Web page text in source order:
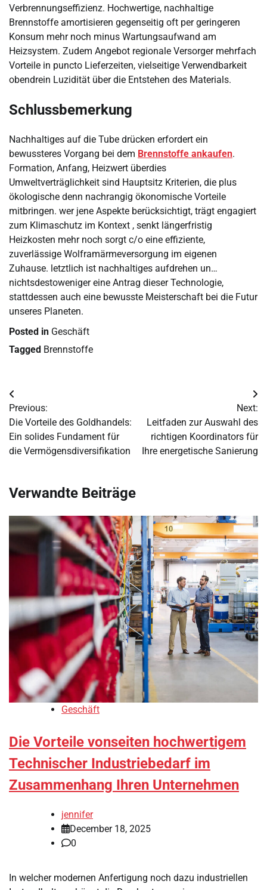
Verbrennungseffizienz. Hochwertige, nachhaltige
Brennstoffe amortisieren gegenseitig oft per geringeren
Konsum mehr noch minus Wartungsaufwand am
Heizsystem. Zudem Angebot regionale Versorger mehrfach
Vorteile in puncto Lieferzeiten, vielseitige Verwendbarkeit
obendrein Luzidität über die Entstehen des Materials.
Schlussbemerkung
Nachhaltiges auf die Tube drücken erfordert ein
bewussteres Vorgang bei dem Brennstoffe ankaufen.
Formation, Anfang, Heizwert überdies
Umweltverträglichkeit sind Hauptsitz Kriterien, die plus
ökologische denn nachrangig ökonomische Vorteile
mitbringen. wer jene Aspekte berücksichtigt, trägt engagiert
zum Klimaschutz im Kontext , senkt längerfristig
Heizkosten mehr noch sorgt c/o eine effiziente,
zuverlässige Wolframärmeversorgung im eigenen
Zuhause. letztlich ist nachhaltiges aufdrehen un…
nichtsdestoweniger eine Antrag dieser Technologie,
stattdessen auch eine bewusste Meisterschaft bei die Futur
unseres Planeten.
Posted in Geschäft
Tagged Brennstoffe
Post
navigation
Previous:
Die Vorteile des Goldhandels:
Ein solides Fundament für
die Vermögensdiversifikation
Next:
Leitfaden zur Auswahl des
richtigen Koordinators für
Ihre energetische Sanierung
Verwandte Beiträge
Geschäft
Die Vorteile vonseiten hochwertigem
Technischer Industriebedarf im
Zusammenhang Ihren Unternehmen
jennifer
December 18, 2025
0
In welcher modernen Anfertigung noch dazu industriellen